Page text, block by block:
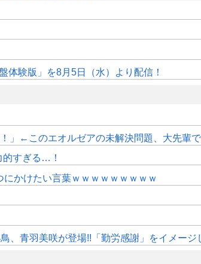
体験版」を8月5日（水）より配信！
」←このエオルゼアの未解決問題、大先輩
的すぎる…！
かけたい言葉ｗｗｗｗｗｗｗｗｗ
、青羽美咲が登場!!「勤労感謝」をイメージ